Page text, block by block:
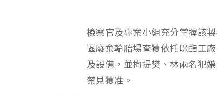
檢察官及專案小組充分掌握該
區廢棄輪胎場查獲依托咪酯工
及設備，並拘提樊、林兩名犯
禁見獲准。